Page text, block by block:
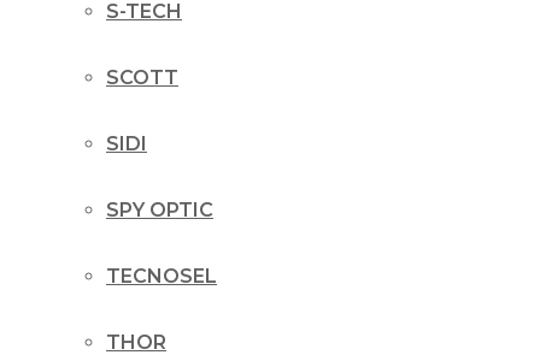
S-TECH
SCOTT
SIDI
SPY OPTIC
TECNOSEL
THOR